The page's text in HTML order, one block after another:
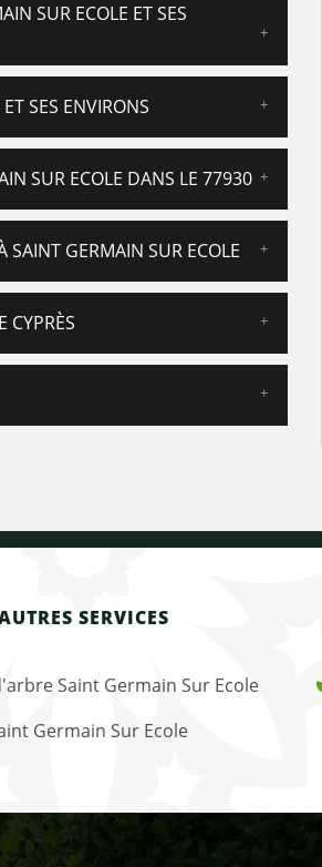
SUR ECOLE ET SES
SES ENVIRONS
SUR ECOLE DANS LE 77930
SAINT GERMAIN SUR ECOLE
CYPRÈS
SERVICES
Saint Germain Sur Ecole
Germain Sur Ecole